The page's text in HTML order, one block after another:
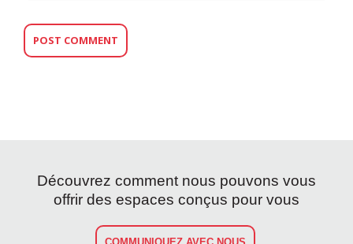
Découvrez comment nous pouvons vous
offrir des espaces conçus pour vous